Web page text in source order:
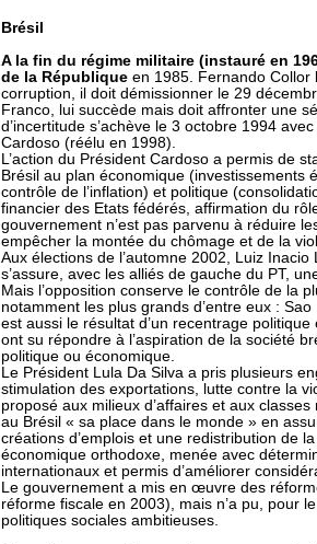
Brésil
A la fin du régime militaire (instauré en
de la République en 1985. Fernando Collor
corruption, il doit démissionner le 29
Franco, lui succède mais doit affronter une
d’incertitude s’achève le 3 octobre 1994
Cardoso (réélu en 1998).
L’action du Président Cardoso a permis de
Brésil au plan économique (investissements
contrôle de l’inflation) et politique
financier des Etats fédérés, affirmation du
gouvernement n’est pas parvenu à réduire
empêcher la montée du chômage et de la
Aux élections de l’automne 2002, Luiz
s’assure, avec les alliés de gauche du PT,
Mais l’opposition conserve le contrôle de la
notamment les plus grands d’entre eux :
est aussi le résultat d’un recentrage
ont su répondre à l’aspiration de la société
politique ou économique.
Le Président Lula Da Silva a pris plusieurs
stimulation des exportations, lutte contre la
proposé aux milieux d’affaires et aux
au Brésil « sa place dans le monde » en
créations d’emplois et une redistribution de
économique orthodoxe, menée avec
internationaux et permis d’améliorer
Le gouvernement a mis en œuvre des
réforme fiscale en 2003), mais n’a pu, pour
politiques sociales ambitieuses.